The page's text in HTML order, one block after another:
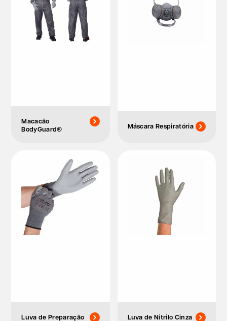
Macacão
BodyGuard®
Máscara Respiratória
Luva de Preparação Luva de Nitrilo Cinza